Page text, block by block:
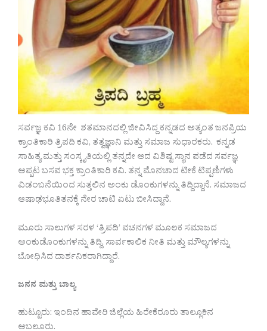
ಸರ್ವಜ್ಞ ಕವಿ 16ನೇ ಶತಮಾನದಲ್ಲಿ ಜೀವಿಸಿದ್ದ ಕನ್ನಡದ ಅತ್ಯಂತ ಜನಪ್ರಿಯ
ಕ್ರಾಂತಿಕಾರಿ ತ್ರಿಪದಿ ಕವಿ, ತತ್ವಜ್ಞಾನಿ ಮತ್ತು ಸಮಾಜ ಸುಧಾರಕರು. ಕನ್ನಡ
ಸಾಹಿತ್ಯ ಮತ್ತು ಸಂಸ್ಕೃತಿಯಲ್ಲಿ ತನ್ನದೇ ಆದ ವಿಶಿಷ್ಟ ಸ್ಥಾನ ಪಡೆದ ಸರ್ವಜ್ಞ
ಅಪ್ಪಟ ಬಸವ ಭಕ್ತ ಕ್ರಾಂತಿಕಾರಿ ಕವಿ. ತನ್ನ ಮೊನಚಾದ ಟೀಕೆ ಟಿಪ್ಪಣಿಗಳು
ವಿಡಂಬನೆಯಿಂದ ಸುತ್ತಲಿನ ಅಂಕು ಡೊಂಕುಗಳನ್ನು ತಿದ್ದಿದ್ದಾನೆ. ಸಮಾಜದ
ಆಷಾಢಭೂತಿತನಕ್ಕೆ ನೇರ ಚಾಟಿ ಏಟು ಬೀಸಿದ್ದಾನೆ.
ಮೂರು ಸಾಲುಗಳ ಸರಳ ‘ತ್ರಿಪದಿ’ ವಚನಗಳ ಮೂಲಕ ಸಮಾಜದ
ಅಂಕುಡೊಂಕುಗಳನ್ನು ತಿದ್ದಿ, ಸಾರ್ವಕಾಲಿಕ ನೀತಿ ಮತ್ತು ಮೌಲ್ಯಗಳನ್ನು
ಬೋಧಿಸಿದ ದಾರ್ಶನಿಕರಾಗಿದ್ದಾರೆ.
ಜನನ ಮತ್ತು ಬಾಲ್ಯ
ಹುಟ್ಟೂರು: ಇಂದಿನ ಹಾವೇರಿ ಜಿಲ್ಲೆಯ ಹಿರೇಕೆರೂರು ತಾಲ್ಲೂಕಿನ